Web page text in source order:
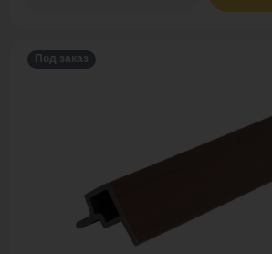
Под заказ